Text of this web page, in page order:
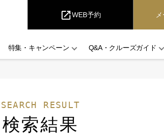
open_in_newWEB予約
特集・キャンペーン Q&A・クルーズガイド
SEARCH RESULT
検索結果